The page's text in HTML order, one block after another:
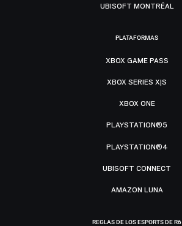
UBISOFT MONTRÉAL
PLATAFORMAS
XBOX GAME PASS
XBOX SERIES X|S
XBOX ONE
PLAYSTATION®5
PLAYSTATION®4
UBISOFT CONNECT
AMAZON LUNA
REGLAS DE LOS ESPORTS DE R6